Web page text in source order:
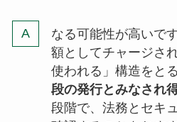
なる可能性が高いで
額としてチャージさ
使われる」構造をとる
段の発行とみなされ
段階で、法務とセキ